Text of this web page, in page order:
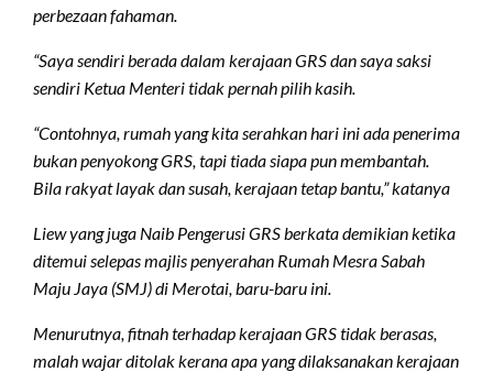
perbezaan fahaman.
“Saya sendiri berada dalam kerajaan GRS dan saya saksi
sendiri Ketua Menteri tidak pernah pilih kasih.
“Contohnya, rumah yang kita serahkan hari ini ada penerima
bukan penyokong GRS, tapi tiada siapa pun membantah.
Bila rakyat layak dan susah, kerajaan tetap bantu,” katanya
Liew yang juga Naib Pengerusi GRS berkata demikian ketika
ditemui selepas majlis penyerahan Rumah Mesra Sabah
Maju Jaya (SMJ) di Merotai, baru-baru ini.
Menurutnya, fitnah terhadap kerajaan GRS tidak berasas,
malah wajar ditolak kerana apa yang dilaksanakan kerajaan